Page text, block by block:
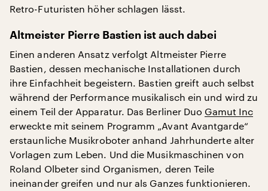
Retro-Futuristen höher schlagen lässt.
Altmeister Pierre Bastien ist auch dabei
Einen anderen Ansatz verfolgt Altmeister Pierre
Bastien, dessen mechanische Installationen durch
ihre Einfachheit begeistern. Bastien greift auch selbst
während der Performance musikalisch ein und wird zu
einem Teil der Apparatur. Das Berliner Duo Gamut Inc
erweckte mit seinem Programm „Avant Avantgarde“
erstaunliche Musikroboter anhand Jahrhunderte alter
Vorlagen zum Leben. Und die Musikmaschinen von
Roland Olbeter sind Organismen, deren Teile
ineinander greifen und nur als Ganzes funktionieren.